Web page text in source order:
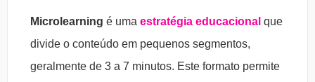
Microlearning é uma estratégia educacional que
divide o conteúdo em pequenos segmentos,
geralmente de 3 a 7 minutos. Este formato permite